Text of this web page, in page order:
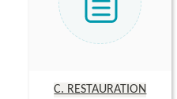
C. RESTAURATION